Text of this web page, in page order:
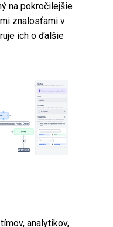
na pokročilejšie
znalosťami v
ich o ďalšie
analytikov,